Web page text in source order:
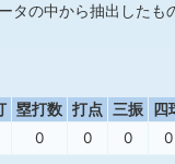
の中から抽出した
塁打数 打点 三振 四
0 0 0 0